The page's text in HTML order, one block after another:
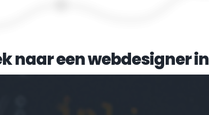
naar een webdesigner in